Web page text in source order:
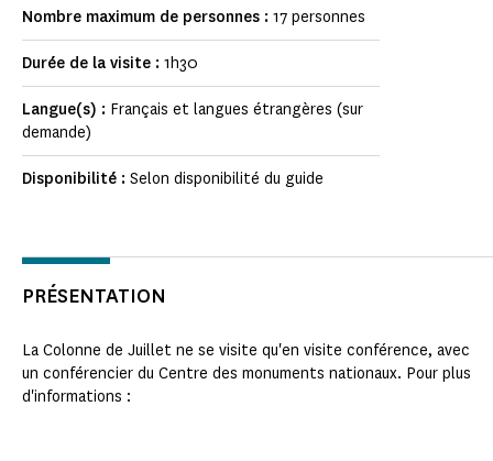
Nombre maximum de personnes : 17 personnes
Durée de la visite : 1h30
Langue(s) : Français et langues étrangères (sur
demande)
Disponibilité : Selon disponibilité du guide
PRÉSENTATION
La Colonne de Juillet ne se visite qu'en visite conférence, avec
un conférencier du Centre des monuments nationaux. Pour plus
d'informations :